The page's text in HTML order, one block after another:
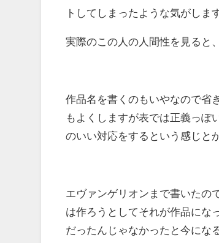
トしてしまったような気がしま
実際のこの人の人間性を見ると
作品名を書くのもいやなので省
もよくしますが表では正義っぽ
のいい対応をするという感じと
エヴァンゲリオンまで書いたの
は作ろうとしてそれが作品にな
だったんじゃなかったと今にな